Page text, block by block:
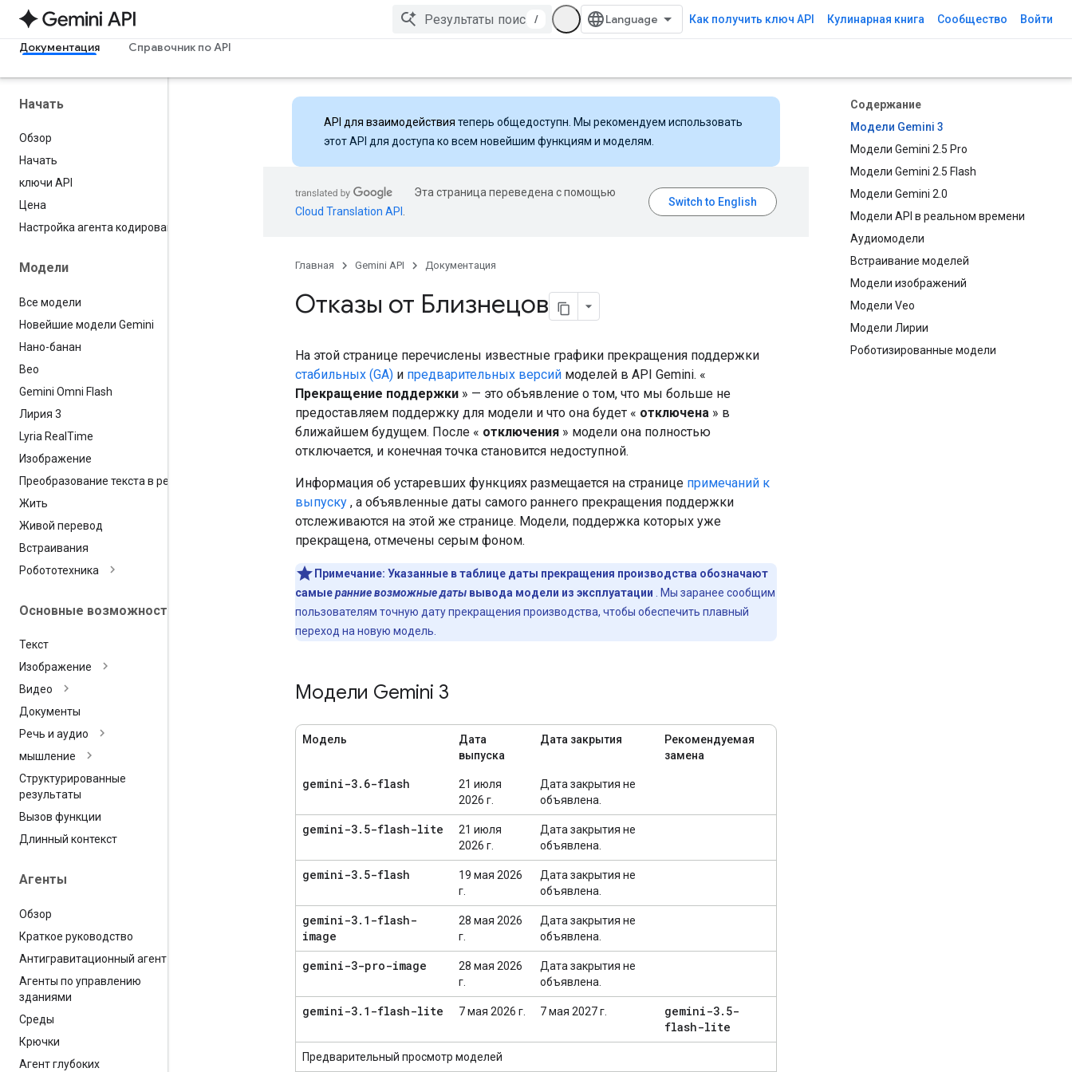
/ Как получить ключ API Кулинарная книга Сообщество Войти
Документация Справочник по API
Начать
Обзор
Начать
ключи API
Цена
Настройка агента кодирования
Модели
Все модели
Новейшие модели Gemini
Нано-банан
Вео
Gemini Omni Flash
Лирия 3
Lyria Real Time
Изображение
Преобразование текста в речь
Жить
Живой перевод
Встраивания
Робототехника
Основные возможности
Текст
Изображение
Видео
Документы
Речь и аудио
мышление
Структурированные
результаты
Вызов функции
Длинный контекст
Агенты
Обзор
Краткое руководство
Антигравитационный агент
Агенты по управлению
зданиями
Среды
Крючки
Агент глубоких
Содержание
Модели Gemini 3
Модели Gemini 2.5 Pro
Модели Gemini 2.5 Flash
Модели Gemini 2.0
Модели API в реальном времени
Аудиомодели
Встраивание моделей
Модели изображений
Модели Veo
Модели Лирии
Роботизированные модели
API для взаимодействия теперь общедоступн. Мы рекомендуем использовать
этот API для доступа ко всем новейшим функциям и моделям.
Эта страница переведена с помощью
Cloud Translation API
Главная Gemini API Документация
Отказы от Близнецов
На этой странице перечислены известные графики прекращения поддержки
стабильных (GA) и предварительных версий моделей в API Gemini. «
Прекращение поддержки » — это объявление о том, что мы больше не
предоставляем поддержку для модели и что она будет « отключена » в
ближайшем будущем. После « отключения » модели она полностью
отключается, и конечная точка становится недоступной.
Информация об устаревших функциях размещается на странице примечаний к
выпуску , а объявленные даты самого раннего прекращения поддержки
отслеживаются на этой же странице. Модели, поддержка которых уже
прекращена, отмечены серым фоном.
Примечание: Указанные в таблице даты прекращения производства обозначают
самыеранние возможные даты вывода модели из эксплуатации . Мы заранее сообщим
пользователям точную дату прекращения производства, чтобы обеспечить плавный
переход на новую модель.
Модели Gemini 3
Модель
Дата
выпуска
Дата закрытия
Рекомендуемая
замена
gemini-3. 6-flash
21 июля
2026 г.
Дата закрытия не
объявлена.
gemini-3. 5-flash-lite
21 июля
2026 г.
Дата закрытия не
объявлена.
gemini-3. 5-flash
19 мая 2026
г.
Дата закрытия не
объявлена.
gemini-3. 1-flash-
image
28 мая 2026
г.
Дата закрытия не
объявлена.
gemini-3-pro-image
28 мая 2026
г.
Дата закрытия не
объявлена.
gemini-3. 1-flash-lite 7 мая 2026 г. 7 мая 2027 г. gemini-3. 5-
flash-lite
Предварительный просмотр моделей